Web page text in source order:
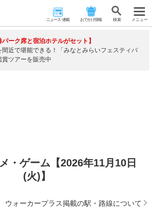
ニュース･連載 おでかけ情報 検 索 メニュー
パーク席と宿泊ホテルがセット】
間近で堪能できる！「みなとみらいフェスティバ
賞ツアーを販売中
・ゲーム【2026年11月10日
(火)】
ウォーカープラス掲載の駅・路線について